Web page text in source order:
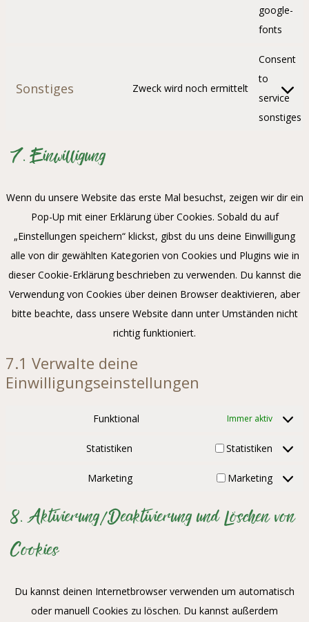
google-
fonts
Sonstiges Zweck wird noch ermittelt
Consent
to
service
sonstiges
7. Einwilligung
Wenn du unsere Website das erste Mal besuchst, zeigen wir dir ein
Pop-Up mit einer Erklärung über Cookies. Sobald du auf
„Einstellungen speichern“ klickst, gibst du uns deine Einwilligung
alle von dir gewählten Kategorien von Cookies und Plugins wie in
dieser Cookie-Erklärung beschrieben zu verwenden. Du kannst die
Verwendung von Cookies über deinen Browser deaktivieren, aber
bitte beachte, dass unsere Website dann unter Umständen nicht
richtig funktioniert.
7.1 Verwalte deine
Einwilligungseinstellungen
Funktional Immer aktiv
Statistiken Statistiken
Marketing Marketing
8. Aktivierung/Deaktivierung und Löschen von
Cookies
Du kannst deinen Internetbrowser verwenden um automatisch
oder manuell Cookies zu löschen. Du kannst außerdem